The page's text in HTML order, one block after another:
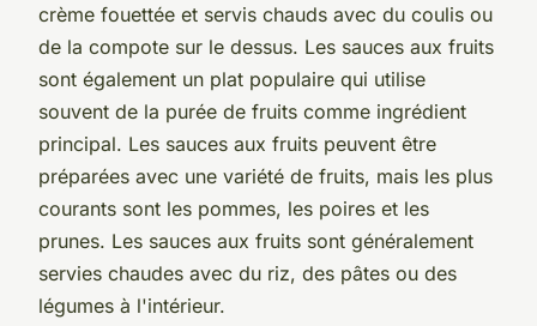
crème fouettée et servis chauds avec du coulis ou
de la compote sur le dessus. Les sauces aux fruits
sont également un plat populaire qui utilise
souvent de la purée de fruits comme ingrédient
principal. Les sauces aux fruits peuvent être
préparées avec une variété de fruits, mais les plus
courants sont les pommes, les poires et les
prunes. Les sauces aux fruits sont généralement
servies chaudes avec du riz, des pâtes ou des
légumes à l'intérieur.